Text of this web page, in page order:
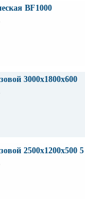
BF1000
3000х1800х600
2500х1200х500